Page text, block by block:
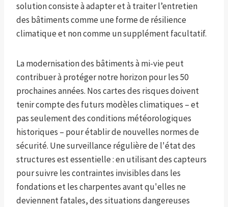
solution consiste à adapter et à traiter l’entretien
des bâtiments comme une forme de résilience
climatique et non comme un supplément facultatif.
La modernisation des bâtiments à mi-vie peut
contribuer à protéger notre horizon pour les 50
prochaines années. Nos cartes des risques doivent
tenir compte des futurs modèles climatiques – et
pas seulement des conditions météorologiques
historiques – pour établir de nouvelles normes de
sécurité. Une surveillance régulière de l'état des
structures est essentielle : en utilisant des capteurs
pour suivre les contraintes invisibles dans les
fondations et les charpentes avant qu'elles ne
deviennent fatales, des situations dangereuses